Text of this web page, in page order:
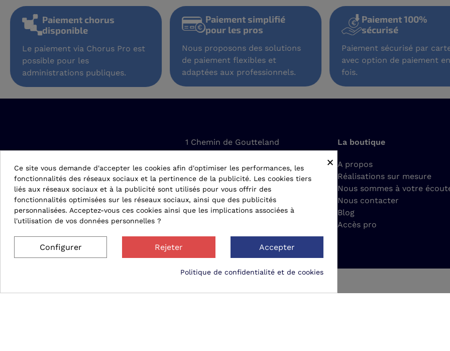
Paiement chorus
disponible
Le paiement via Chorus Pro est
possible pour les
administrations publiques.
Paiement simplifié
pour les pros
Nous proposons des solutions
de paiement flexibles et
adaptées aux professionnels.
Paiement 100%
sécurisé
Paiement sécurisé par
avec option de paiement
fois.
1 Chemin de Goutteland
42610 Saint-Romain-le-Puy
contact@matergo.fr
04 77 24 22 26
La boutique
A propos
Réalisations sur mesure
Nous sommes à votre
Nous contacter
Blog
Accès pro
×
Ce site vous demande d'accepter les cookies afin d'optimiser les performances, les
fonctionnalités des réseaux sociaux et la pertinence de la publicité. Les cookies tiers
liés aux réseaux sociaux et à la publicité sont utilisés pour vous offrir des
fonctionnalités optimisées sur les réseaux sociaux, ainsi que des publicités
personnalisées. Acceptez-vous ces cookies ainsi que les implications associées à
l'utilisation de vos données personnelles ?
Configurer Rejeter Accepter
Politique de confidentialité et de cookies